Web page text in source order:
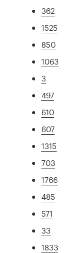
362
1525
850
1063
3
497
610
607
1315
703
1766
485
571
33
1833